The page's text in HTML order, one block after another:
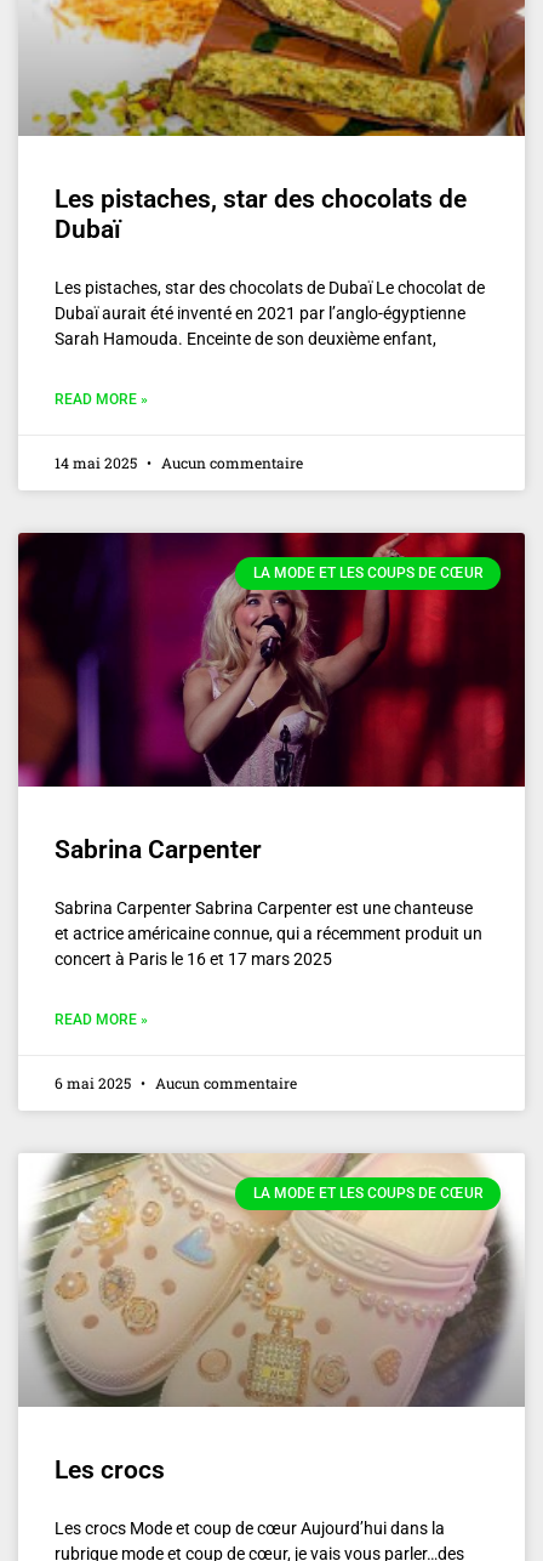
Les pistaches, star des chocolats de
Dubaï
Les pistaches, star des chocolats de Dubaï Le chocolat de
Dubaï aurait été inventé en 2021 par l’anglo-égyptienne
Sarah Hamouda. Enceinte de son deuxième enfant,
READ MORE »
14 mai 2025 Aucun commentaire
LA MODE ET LES COUPS DE CŒUR
Sabrina Carpenter
Sabrina Carpenter Sabrina Carpenter est une chanteuse
et actrice américaine connue, qui a récemment produit un
concert à Paris le 16 et 17 mars 2025
READ MORE »
6 mai 2025 Aucun commentaire
LA MODE ET LES COUPS DE CŒUR
Les crocs
Les crocs Mode et coup de cœur Aujourd’hui dans la
rubrique mode et coup de cœur, je vais vous parler…des